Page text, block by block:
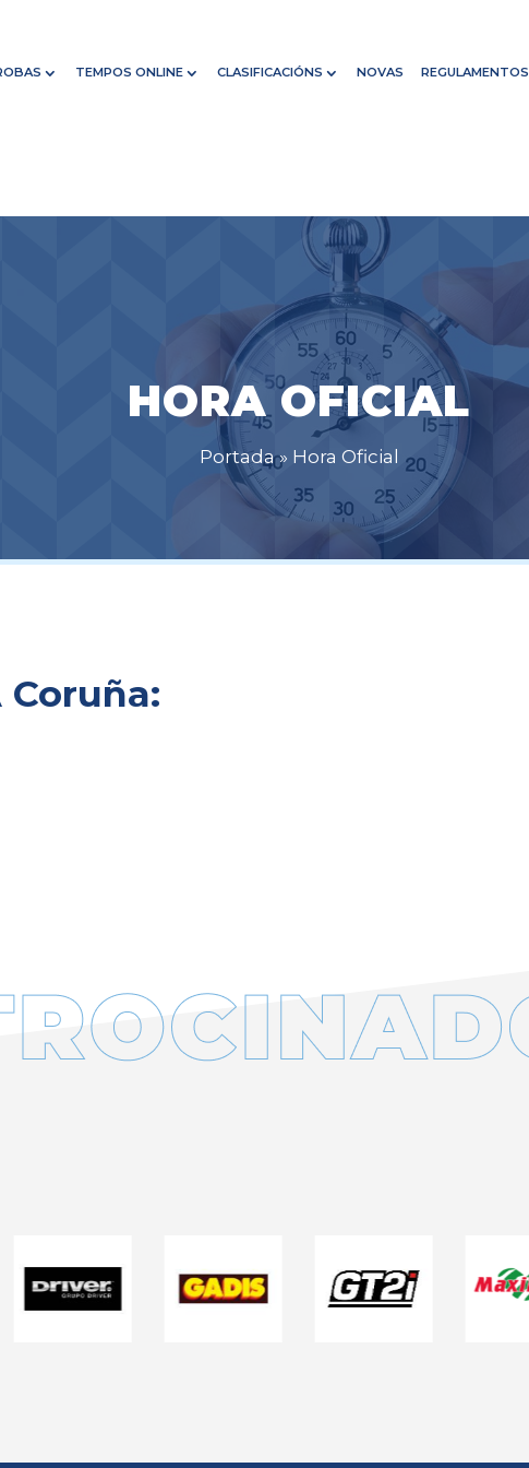
TEMPOS ONLINE CLASIFICACIÓNS NOVAS REGULAMENTOS
HORA OFICIAL
Portada» Hora Oficial